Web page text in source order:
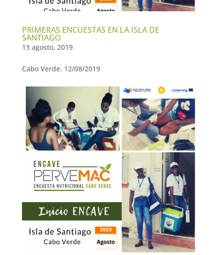
PRIMERAS ENCUESTAS EN LA ISLA DE
SANTIAGO
13 agosto, 2019
Cabo Verde. 12/08/2019